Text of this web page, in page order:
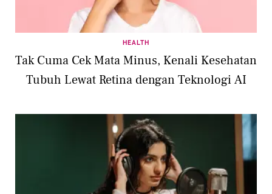
HEALTH
Tak Cuma Cek Mata Minus, Kenali Kesehatan
Tubuh Lewat Retina dengan Teknologi AI